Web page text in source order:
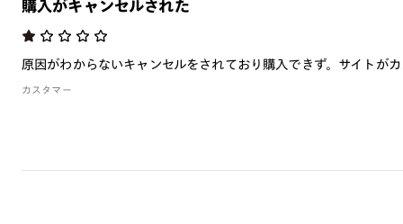
購入がキャンセルされた
原因がわからないキャンセルをされており購入できず。サイトが
カスタマー